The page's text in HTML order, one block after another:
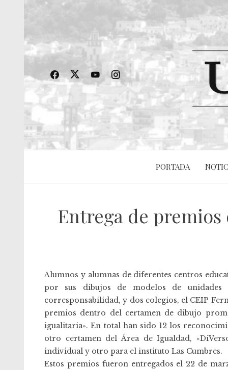
PORTADA
Entrega de
Alumnos y alumnas de diferentes centros
por sus dibujos de modelos de
corresponsabilidad, y dos colegios, el CEIP
premios dentro del certamen de dibujo
igualitaria». En total han sido 12 los
otro certamen del Área de Igualdad,
individual y otro para el instituto Las Cumbres.
Estos premios fueron entregados el 22 de